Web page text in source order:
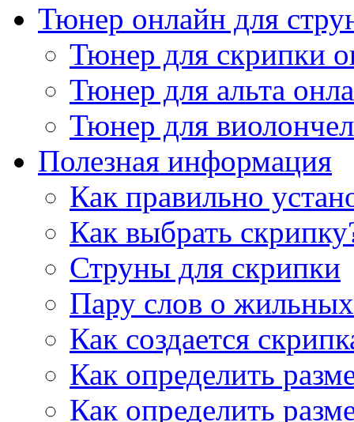
Тюнер онлайн для
Тюнер для скрипки
Тюнер для альта
Тюнер для
Полезная информация
Как правильно
Как выбрать
Струны для скрипки
Пару слов о
Как создается
Как определить
Как определить